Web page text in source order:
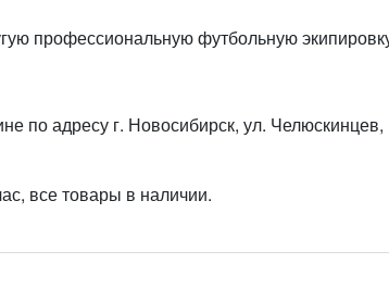
профессиональную футбольную
по адресу г. Новосибирск, ул. Челюскинцев,
все товары в наличии.